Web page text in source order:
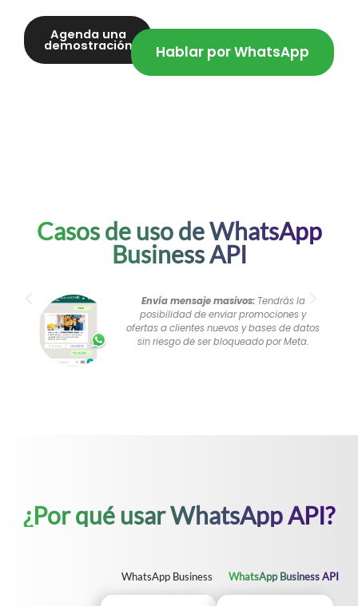
Agenda una
demostración Hablar por WhatsApp
Casos de uso de WhatsApp
Business API
Envía mensaje masivos:Tendrás la
posibilidad de enviar promociones y
ofertas a clientes nuevos y bases de datos
sin riesgo de ser bloqueado por Meta.
¿Por qué usar WhatsApp API?
WhatsApp Business WhatsApp Business API